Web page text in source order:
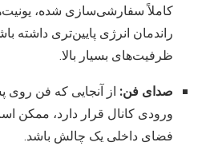
کاملاً سفارشی‌سازی شده،
راندمان انرژی پایین‌تری داشته
ظرفیت‌های بسیار بالا.
صدای فن: از آنجایی که فن روی
ورودی کانال قرار دارد، ممکن
فضای داخلی یک چالش باشد.